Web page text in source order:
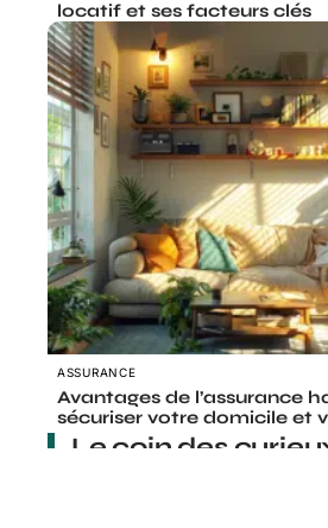
locatif et ses facteurs clés
ASSURANCE
Avantages de l’assurance
sécuriser votre domicile et
Le coin des